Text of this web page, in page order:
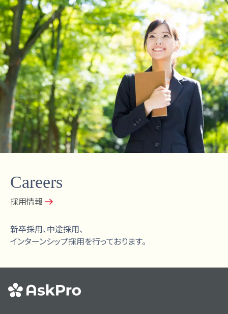
Careers
採用情報
新卒採用、中途採用、
インターンシップ採用を行っております。